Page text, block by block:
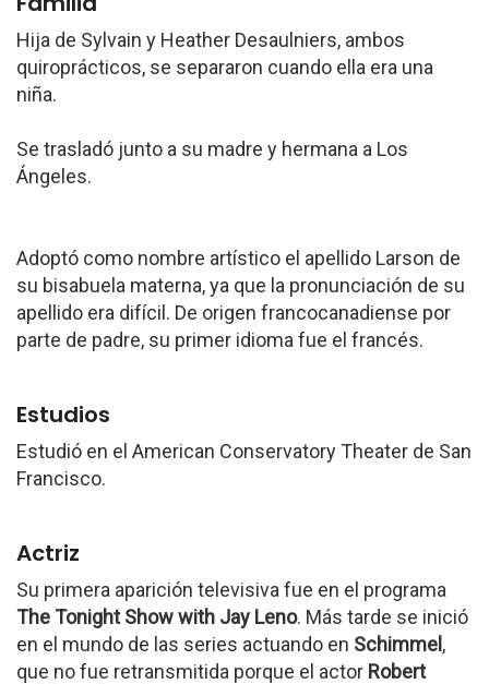
Hija de Sylvain y Heather Desaulniers, ambos
quiroprácticos, se separaron cuando ella era una
niña.
Se trasladó junto a su madre y hermana a Los
Ángeles.
Adoptó como nombre artístico el apellido Larson de
su bisabuela materna, ya que la pronunciación de su
apellido era difícil. De origen francocanadiense por
parte de padre, su primer idioma fue el francés.
Estudios
Estudió en el American Conservatory Theater de San
Francisco.
Actriz
Su primera aparición televisiva fue en el programa
The Tonight Show with Jay Leno. Más tarde se inició
en el mundo de las series actuando en Schimmel ,
que no fue retransmitida porque el actor Robert